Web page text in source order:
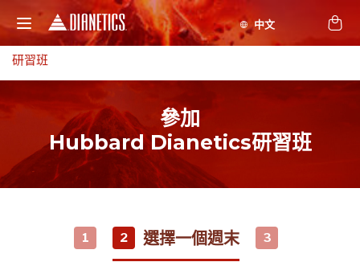
研習班
參加
Hubbard Dianetics研習班
1 2 選擇一個週末 3